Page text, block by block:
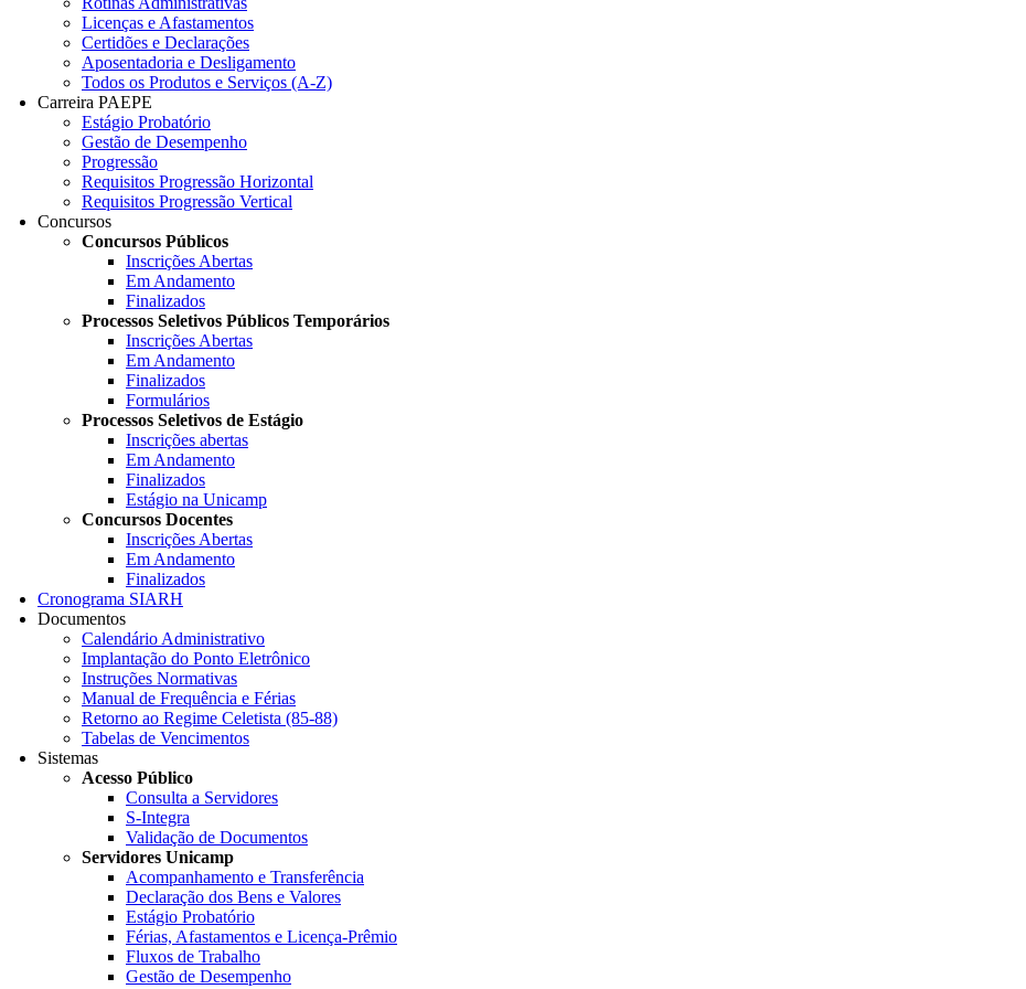
Licenças e Afastamentos
Certidões e Declarações
Aposentadoria e Desligamento
Todos os Produtos e Serviços (A-Z)
Carreira PAEPE
Estágio Probatório
Gestão de Desempenho
Progressão
Requisitos Progressão Horizontal
Requisitos Progressão Vertical
Concursos
Concursos Públicos
Inscrições Abertas
Em Andamento
Finalizados
Processos Seletivos Públicos Temporários
Inscrições Abertas
Em Andamento
Finalizados
Formulários
Processos Seletivos de Estágio
Inscrições abertas
Em Andamento
Finalizados
Estágio na Unicamp
Concursos Docentes
Inscrições Abertas
Em Andamento
Finalizados
Cronograma SIARH
Documentos
Calendário Administrativo
Implantação do Ponto Eletrônico
Instruções Normativas
Manual de Frequência e Férias
Retorno ao Regime Celetista (85-88)
Tabelas de Vencimentos
Sistemas
Acesso Público
Consulta a Servidores
S-Integra
Validação de Documentos
Servidores Unicamp
Acompanhamento e Transferência
Declaração dos Bens e Valores
Estágio Probatório
Férias, Afastamentos e Licença-Prêmio
Fluxos de Trabalho
Gestão de Desempenho